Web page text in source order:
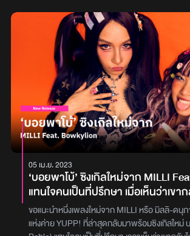
เซอร์ไพรส์สุดฮือฮาด้วยการชวนตำนานเพลงลูกทุ่
อาภาพร นครสวรรค์ มาฟีเจอริงเพิ่มความม่วนจอ
จะเป็นอีกหนึ่งเพลงที่เซิ้งยับกันทุกเทศกาลงานรื่นเริ
การผนึกกำลังทางแนวเพลงขั้นสุด เมื่อดนตรีแทร็
ผสานกลิ่นอายเพลงพื้นบ้านอย่างเพลงเต้นกำรำเคี
ดนตรีเมืองไทยจึงถือกำเนิดขึ้น นอกจากจะได้โปรดิ
SpatChies มาดูแลทุกขั้นตอนเช่นเดิมแล้ว ยังมี
หลุยส์-ธชา คงคาเขตร มาเสริมทัพด้านครีเอทีฟ ช่ว
ร่วมเป็น Executive Producer ร่วมกับ มิลลิ อีกด้
ทำถึงมากคุณน้า! จัดใหญ่ใส่เต็มกับทุกองค์ประกอ
ฟลูเอนเซอร์ชื่อดังในโลกโซเชียลมาสร้างสีสันแบบ
ๆ“แม่ฮายคือชื่อแรกและชื่อเดียวสำหรับศิลปินรับเ
มากที่แม่ฮายตอบรับมาฟีเจอริงเพลง HEY HEY ขอ
เชฟบ๊ะ, เลิกแล้วค่ะ, อารมณ์เสีย นี่หนูร้องได้หมด
ที่ให้เกียรติหนู แม่ฮายคือศิลปินมืออาชีพแบบสุด ๆ
มาก แสงแดดแผดเผาแต่แม่ฮายคือเต็มที่มาก หนูว่
เจอแม่ฮายไปคืออ้าปากค้าง นอกจากแม่ฮายก็ต้อ
05 เม.ย. 2023
‘บอยพาโบ้’ ซิงเกิลใหม่จาก MILLI
แทนใจคนเป็นที่ปรึกษา เมื่อเห็นว่าเข
ขอแนะนำหนึ่งเพลงใหม่จาก MILLI หรือ มิลลิ-ด
แห่งค่าย YUPP! ที่ล่าสุดกลับมาพร้อมซิงเกิลใหม่